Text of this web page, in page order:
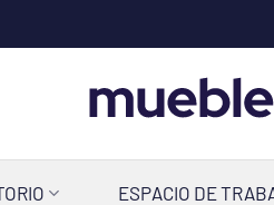
ESPACIO DE